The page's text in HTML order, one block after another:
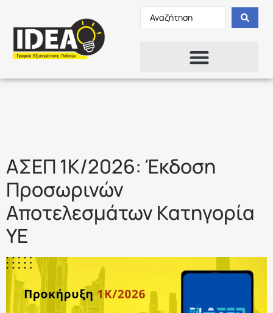
ΑΣΕΠ 1Κ/2026: Έκδοση
Προσωρινών
Αποτελεσμάτων Κατηγορία
ΥΕ